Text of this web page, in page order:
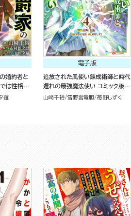
婚約者と
では性格が
コミック版
薙
電子版
追放された風使い錬成術師と時代
遅れの最強魔法使い コミック版
（4）
山﨑千裕 雪野宮竜胆 苺野しずく